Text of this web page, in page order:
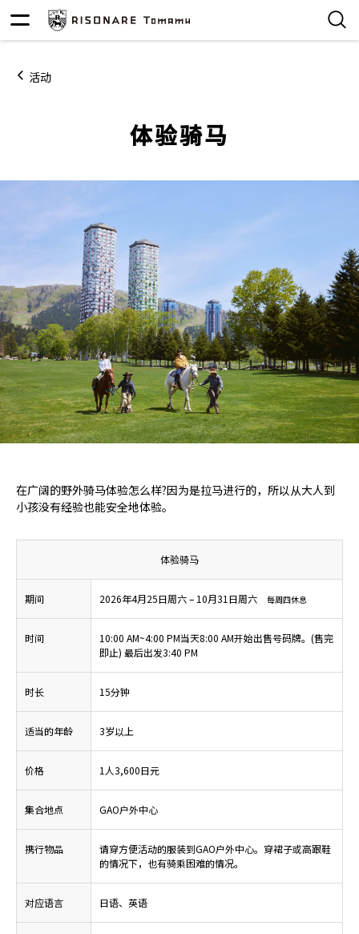
活动
体验骑马
在广阔的野外骑马体验怎么样?因为是拉马进行的，所以从大人到
小孩没有经验也能安全地体验。
体验骑马
期间 2026年4月25日周六 – 10月31日周六 每周四休息
时间
10:00 AM~4:00 PM当天8:00 AM开始出售号码牌。(售完
即止) 最后出发3:40 PM
时长 15分钟
适当的年龄 3岁以上
价格 1人3,600日元
集合地点 GAO户外中心
携行物品
请穿方便活动的服装到GAO户外中心。穿裙子或高跟鞋
的情况下，也有骑乘困难的情况。
对应语言 日语、英语